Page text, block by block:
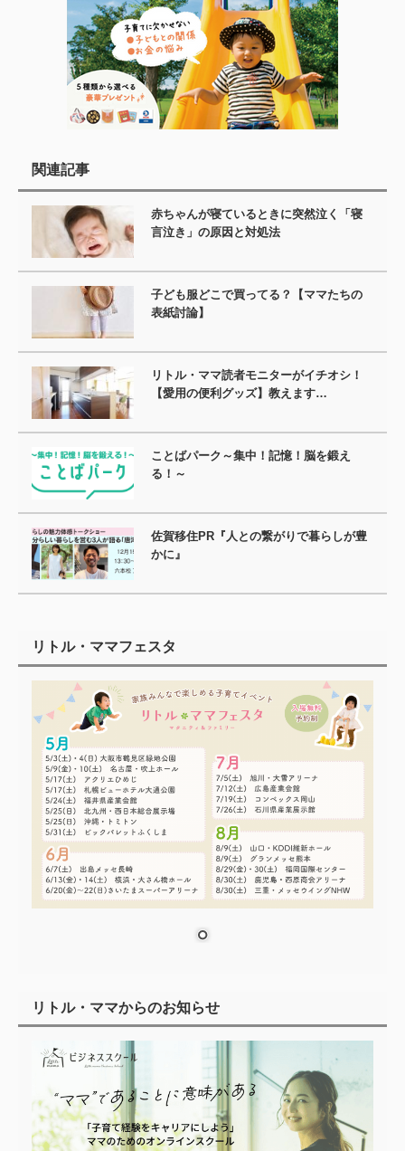
関連記事
赤ちゃんが寝ているときに突然泣く「寝
言泣き」の原因と対処法
子ども服どこで買ってる？【ママたちの
表紙討論】
リトル・ママ読者モニターがイチオシ！
【愛用の便利グッズ】教えます…
ことばパーク～集中！記憶！脳を鍛え
る！～
佐賀移住PR『人との繋がりで暮らしが豊
かに』
リトル・ママフェスタ
リトル・ママからのお知らせ